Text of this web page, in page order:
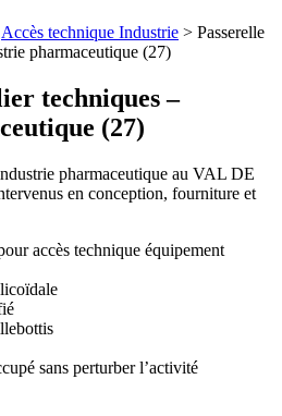
Accès technique Industrie > Passerelle
pharmaceutique (27)
techniques –
(27)
pharmaceutique au VAL DE
en conception, fourniture et
accès technique équipement
sans perturber l’activité